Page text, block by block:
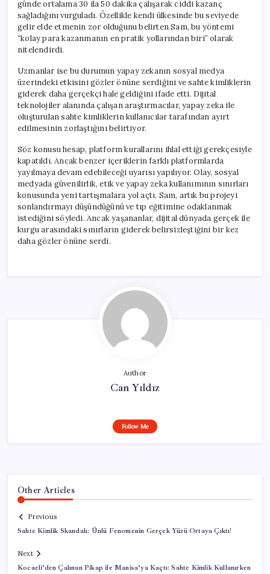
günde ortalama 30 ila 50 dakika çalışarak ciddi kazanç
sağladığını vurguladı. Özellikle kendi ülkesinde bu seviyede
gelir elde etmenin zor olduğunu belirten Sam, bu yöntemi
“kolay para kazanmanın en pratik yollarından biri” olarak
nitelendirdi.
Uzmanlar ise bu durumun yapay zekanın sosyal medya
üzerindeki etkisini gözler önüne serdiğini ve sahte kimliklerin
giderek daha gerçekçi hale geldiğini ifade etti. Dijital
teknolojiler alanında çalışan araştırmacılar, yapay zeka ile
oluşturulan sahte kimliklerin kullanıcılar tarafından ayırt
edilmesinin zorlaştığını belirtiyor.
Söz konusu hesap, platform kurallarını ihlal ettiği gerekçesiyle
kapatıldı. Ancak benzer içeriklerin farklı platformlarda
yayılmaya devam edebileceği uyarısı yapılıyor. Olay, sosyal
medyada güvenilirlik, etik ve yapay zeka kullanımının sınırları
konusunda yeni tartışmalara yol açtı. Sam, artık bu projeyi
sonlandırmayı düşündüğünü ve tıp eğitimine odaklanmak
istediğini söyledi. Ancak yaşananlar, dijital dünyada gerçek ile
kurgu arasındaki sınırların giderek belirsizleştiğini bir kez
daha gözler önüne serdi.
Author
Can Yıldız
Follow Me
Other Articles
Previous
Sahte Kimlik Skandalı: Ünlü Fenomenin Gerçek Yüzü Ortaya Çıktı!
Next
Kocaeli’den Çalınan Pikap ile Manisa’ya Kaçtı: Sahte Kimlik Kullanırken